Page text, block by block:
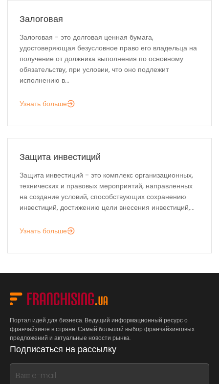
Залоговая
Залоговая - это долговая ценная бумага,
удостоверяющая безусловное право его владельца на
получение от должника выполнения по основному
обязательству, при условии, что оно подлежит
исполнению в...
Узнать больше
Защита инвестиций
Защита инвестиций - это комплекс организационных,
технических и правовых мероприятий, направленных
на создание условий, способствующих сохранению
инвестиций, достижению цели внесения инвестиций,...
Узнать больше
Портал идей для бизнеса. Ведущий информационный ресурс о
франчайзинге в стране. Самый большой выбор франчайзинговых
предложений и актуальные новости рынка.
Подписаться на рассылку
If
you